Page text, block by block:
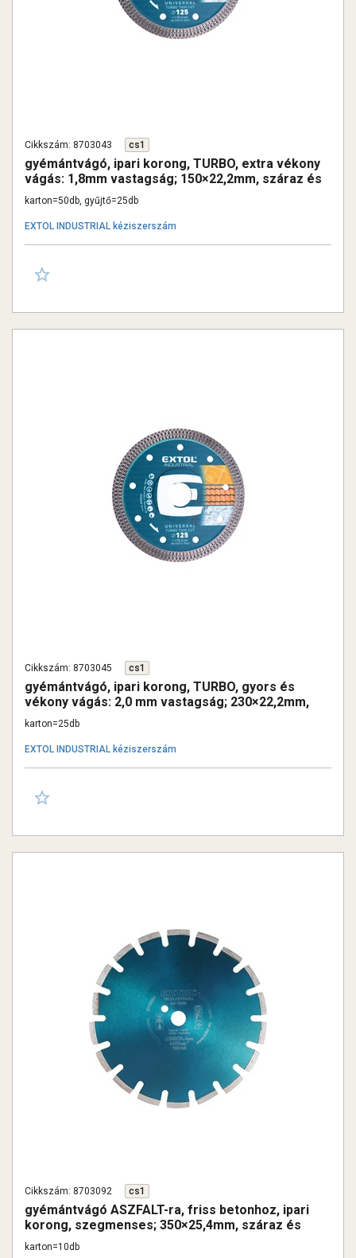
Cikkszám: 8703043 cs1
gyémántvágó, ipari korong, TURBO, extra vékony
vágás: 1,8mm vastagság; 150×22,2mm, száraz és
vizes vágásra
karton=50db, gyűjtő=25db
EXTOL INDUSTRIAL kéziszerszám
Cikkszám: 8703045 cs1
gyémántvágó, ipari korong, TURBO, gyors és
vékony vágás: 2,0 mm vastagság; 230×22,2mm,
száraz és vizes vágásra
karton=25db
EXTOL INDUSTRIAL kéziszerszám
Cikkszám: 8703092 cs1
gyémántvágó ASZFALT-ra, friss betonhoz, ipari
korong, szegmenses; 350×25,4mm, száraz és
vizes vágásra
karton=10db